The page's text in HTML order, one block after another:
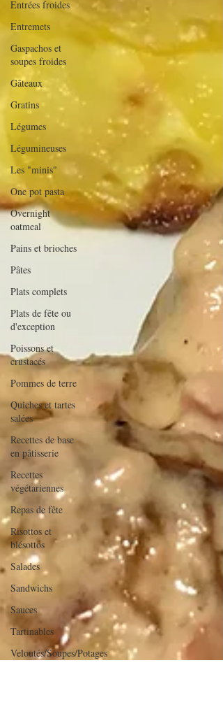
Entrées froides
Entremets
Gaspachos et
soupes froides
Gâteaux
Gratins
Légumes
Légumineuses
Les "minis"
One pot pasta
Overnight
oatmeal
Pains et brioches
Pâtes
Plats complets
Plats de fête ou
d'exception
Poissons et
crustacés
Pommes de terre
Quiches et tartes
salées
Recettes de base
en pâtisserie
Recettes
végétariennes
Repas de fête
Risottos et
blésottos
Salades
Sandwichs
Sauces
Tartinables
Veloutés/Soupes/Potages